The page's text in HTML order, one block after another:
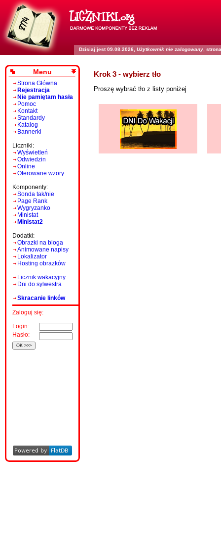
Dzisiaj jest 09.08.2026, Użytkownik nie zalogowany ,
Menu
Strona Główna
Rejestracja
Nie pamiętam hasła
Pomoc
Kontakt
Standardy
Katalog
Bannerki
Liczniki:
Wyświetleń
Odwiedzin
Online
Oferowane wzory
Komponenty:
Sonda tak/nie
Page Rank
Wygryzanko
Ministat
Ministat2
Dodatki:
Obrazki na bloga
Animowane napisy
Lokalizator
Hosting obrazków
Licznik wakacyjny
Dni do sylwestra
Skracanie linków
Zaloguj się:
Login:
Hasło:
Krok 3 - wybierz tło
Proszę wybrać tło z listy poniżej